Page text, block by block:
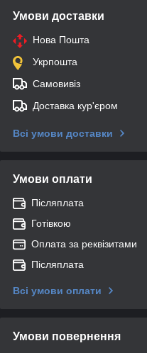
Умови доставки
Нова Пошта
Укрпошта
Самовивіз
Доставка кур'єром
Всі умови доставки
Умови оплати
Післяплата
Готівкою
Оплата за реквізитами
Післяплата
Всі умови оплати
Умови повернення